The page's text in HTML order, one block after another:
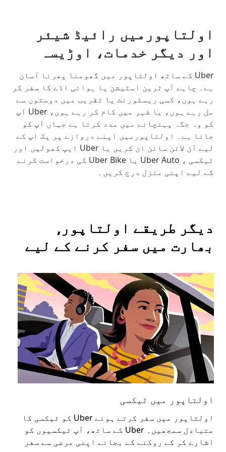
اولتاپورمیں رائیڈ شیئر
اور دیگر خدمات، اوڑیسہ
Uber کے ساتھ اولتاپور میں گھومنا پھرنا آسان
ہے۔ چاہے آپ ٹرین اسٹیشن یا ہوائی اڈے کا سفر کر
رہے ہوں، کسی ریسٹورنٹ یا تقریب میں دوستوں سے
مل رہے ہوں، یا شہر میں کام کر رہے ہوں، Uber آپ
کو وہ جگہ پہنچانے میں مدد کرتا ہے جہاں آپ کو
جانا ہے۔ اولتاپورمیں اپنے دروازے پر پک اپ کے
لیے آن لائن سائن ان کریں یا Uber ایپ کھولیں اور
ٹیکسی ، Uber Auto یا Uber Bike کی درخواست کرنے
کے لیے اپنی منزل درج کریں۔
دیگر طریقے اولتاپور,
بھارت میں سفر کرنے کے لیے
اولتاپور میں ٹیکسی
اولتاپور میں سفر کرتے ہوئے Uber کو ٹیکسی کا
متبادل سمجھیں۔ Uber کے ساتھ، آپ ٹیکسیوں کو
اشارے کر کے روکنے کے بجائے اپنی مرضی سے سفر